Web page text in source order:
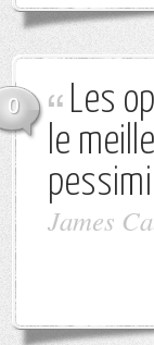
0
Les
le
James